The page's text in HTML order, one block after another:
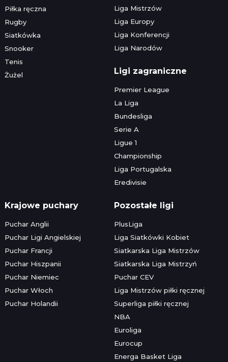
Piłka ręczna
Rugby
Siatkówka
Snooker
Tenis
Żużel
Liga Mistrzów
Liga Europy
Liga Konferencji
Liga Narodów
Ligi zagraniczne
Premier League
La Liga
Bundesliga
Serie A
Ligue 1
Championship
Liga Portugalska
Eredivisie
Krajowe puchary
Puchar Anglii
Puchar Ligi Angielskiej
Puchar Francji
Puchar Hiszpanii
Puchar Niemiec
Puchar Włoch
Puchar Holandii
Pozostałe ligi
PlusLiga
Liga Siatkówki Kobiet
Siatkarska Liga Mistrzów
Siatkarska Liga Mistrzyń
Puchar CEV
Liga Mistrzów piłki ręcznej
Superliga piłki ręcznej
NBA
Euroliga
Eurocup
Energa Basket Liga